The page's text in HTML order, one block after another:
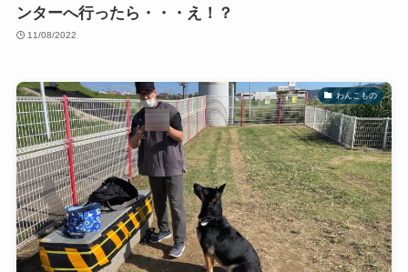
ンターへ行ったら・・・え！？
11/08/2022
わんこもの